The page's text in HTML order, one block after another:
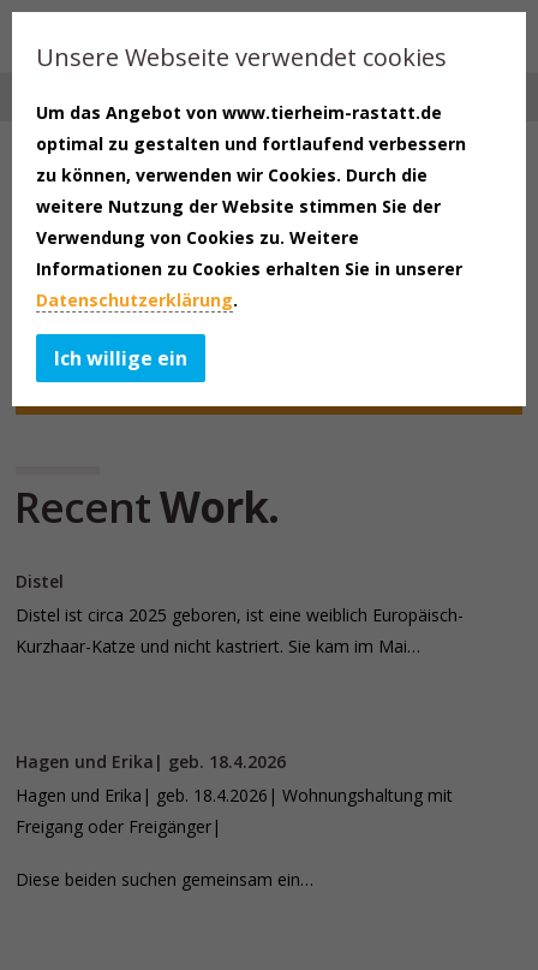
IMMERSIVE FEATURES
RecentWork.
Distel
Distel ist circa 2025 geboren, ist eine weiblich Europäisch-
Kurzhaar-Katze und nicht kastriert. Sie kam im Mai…
Hagen und Erika| geb. 18.4.2026
Hagen und Erika| geb. 18.4.2026| Wohnungshaltung mit
Freigang oder Freigänger|
Diese beiden suchen gemeinsam ein…
Unsere Webseite verwendet cookies
Um das Angebot von www.tierheim-rastatt.de
optimal zu gestalten und fortlaufend verbessern
zu können, verwenden wir Cookies. Durch die
weitere Nutzung der Website stimmen Sie der
Verwendung von Cookies zu. Weitere
Informationen zu Cookies erhalten Sie in unserer
Datenschutzerklärung.
Ich willige ein